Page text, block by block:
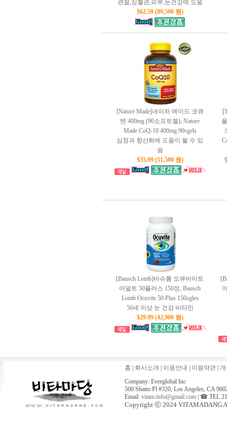
관절,심혈관,피부,눈건강에 도움
$62.59 (89,500 원)
[Nature Made]네이처 메이드 코큐
텐 400mg (90소프트젤), Nature
Made CoQ-10 400mg 90sgels
심장과 항산화에 도움이 될 수 있
음
$35.99 (51,500 원)
[Bausch Lomb]바슈롬 오큐바이트
어덜트 50플러스 150정, Bausch
Lomb Ocuvite 50 Plus 150sgles
50세 이상 눈 건강 비타민
$29.99 (42,900 원)
홈 회사소개 이용안내 이용약관| 개
Company: Everglobal Inc
500 Shatto Pl #320, Los Angeles, CA
Email: vitam.info@gmail.com| ☎ TEL
Copyright ⓒ 2024 VITAMADANG